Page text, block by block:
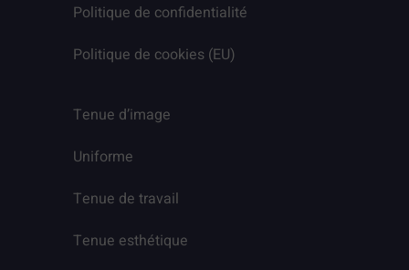
Politique de confidentialité
Politique de cookies (EU)
Tenue d’image
Uniforme
Tenue de travail
Tenue esthétique